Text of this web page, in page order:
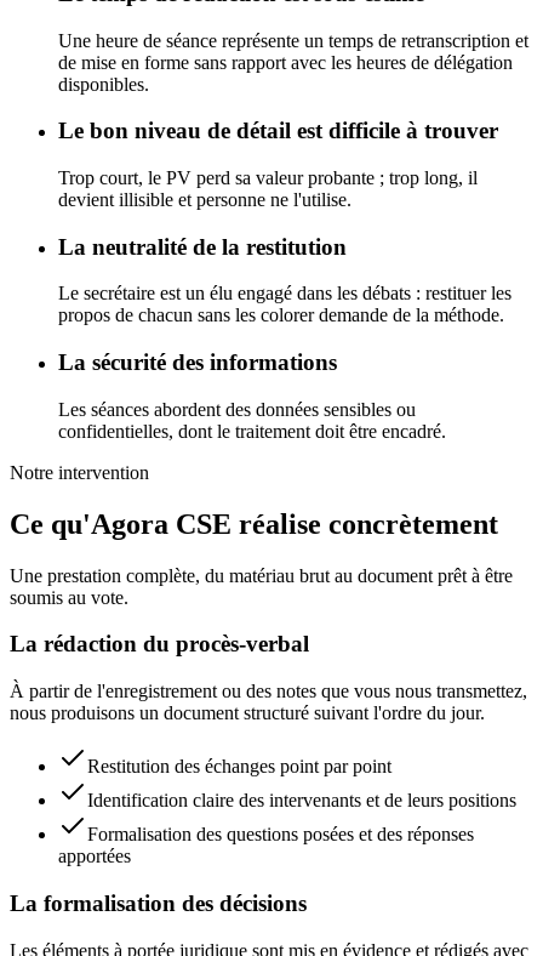
Une heure de séance représente un temps de retranscription et
de mise en forme sans rapport avec les heures de délégation
disponibles.
Le bon niveau de détail est difficile à trouver
Trop court, le PV perd sa valeur probante ; trop long, il
devient illisible et personne ne l'utilise.
La neutralité de la restitution
Le secrétaire est un élu engagé dans les débats : restituer les
propos de chacun sans les colorer demande de la méthode.
La sécurité des informations
Les séances abordent des données sensibles ou
confidentielles, dont le traitement doit être encadré.
Notre intervention
Ce qu'Agora CSE réalise concrètement
Une prestation complète, du matériau brut au document prêt à être
soumis au vote.
La rédaction du procès-verbal
À partir de l'enregistrement ou des notes que vous nous transmettez,
nous produisons un document structuré suivant l'ordre du jour.
Restitution des échanges point par point
Identification claire des intervenants et de leurs positions
Formalisation des questions posées et des réponses
apportées
La formalisation des décisions
Les éléments à portée juridique sont mis en évidence et rédigés avec